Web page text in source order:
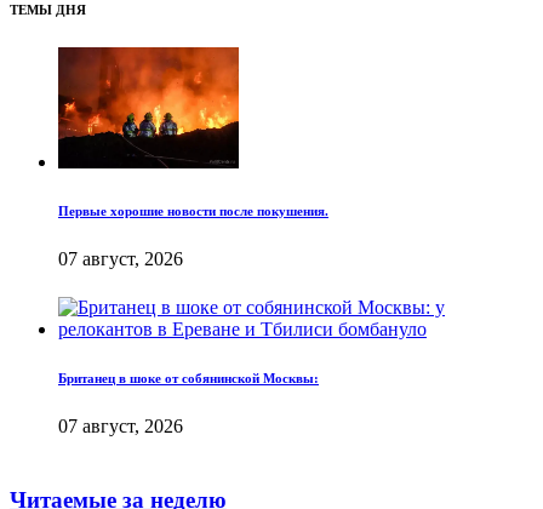
ТЕМЫ ДНЯ
Первые хорошие новости после покушения.
07 август, 2026
Британец в шоке от собянинской Москвы:
07 август, 2026
Читаемые за неделю